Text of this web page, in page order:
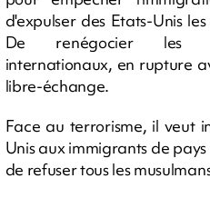
d'expulser des Etats-Unis
De renégocier les
internationaux, en rupture
libre-échange.
Face au terrorisme, il veut
Unis aux immigrants de
de refuser tous les